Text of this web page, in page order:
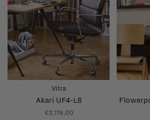
Vitra
Akari UF4-L8
€2.119,00